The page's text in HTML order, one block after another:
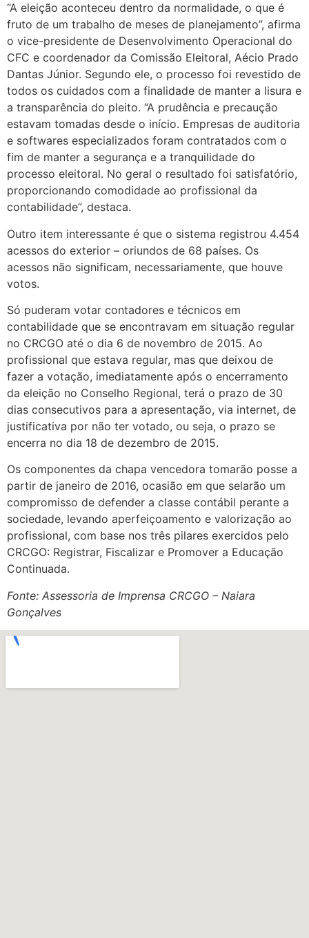
“A eleição aconteceu dentro da normalidade, o que é
fruto de um trabalho de meses de planejamento”, afirma
o vice-presidente de Desenvolvimento Operacional do
CFC e coordenador da Comissão Eleitoral, Aécio Prado
Dantas Júnior. Segundo ele, o processo foi revestido de
todos os cuidados com a finalidade de manter a lisura e
a transparência do pleito. “A prudência e precaução
estavam tomadas desde o início. Empresas de auditoria
e softwares especializados foram contratados com o
fim de manter a segurança e a tranquilidade do
processo eleitoral. No geral o resultado foi satisfatório,
proporcionando comodidade ao profissional da
contabilidade”, destaca.
Outro item interessante é que o sistema registrou 4.454
acessos do exterior – oriundos de 68 países. Os
acessos não significam, necessariamente, que houve
votos.
Só puderam votar contadores e técnicos em
contabilidade que se encontravam em situação regular
no CRCGO até o dia 6 de novembro de 2015. Ao
profissional que estava regular, mas que deixou de
fazer a votação, imediatamente após o encerramento
da eleição no Conselho Regional, terá o prazo de 30
dias consecutivos para a apresentação, via internet, de
justificativa por não ter votado, ou seja, o prazo se
encerra no dia 18 de dezembro de 2015.
Os componentes da chapa vencedora tomarão posse a
partir de janeiro de 2016, ocasião em que selarão um
compromisso de defender a classe contábil perante a
sociedade, levando aperfeiçoamento e valorização ao
profissional, com base nos três pilares exercidos pelo
CRCGO: Registrar, Fiscalizar e Promover a Educação
Continuada.
Fonte: Assessoria de Imprensa CRCGO – Naiara
Gonçalves